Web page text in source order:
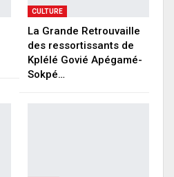
CULTURE
La Grande Retrouvaille
des ressortissants de
Kplélé Govié Apégamé-
Sokpé…